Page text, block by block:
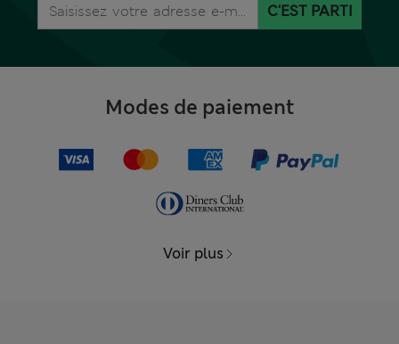
C'EST PARTI
Modes de paiement
Voir plus